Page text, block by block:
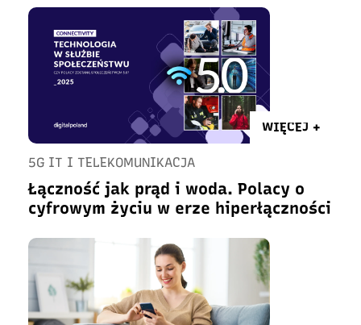
WIĘCEJ +
5G IT I TELEKOMUNIKACJA
Łączność jak prąd i woda. Polacy o
cyfrowym życiu w erze hiperłączności